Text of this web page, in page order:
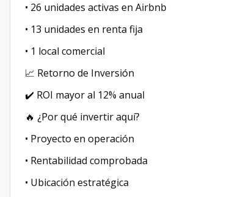
• 26 unidades activas en Airbnb
• 13 unidades en renta fija
• 1 local comercial
📈 Retorno de Inversión
✔️ ROI mayor al 12% anual
🔥 ¿Por qué invertir aquí?
• Proyecto en operación
• Rentabilidad comprobada
• Ubicación estratégica